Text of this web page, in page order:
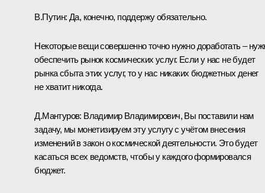
В.Путин: Да, конечно, поддержу обязательно.
Некоторые вещи совершенно точно нужно доработать –
обеспечить рынок космических услуг. Если у нас не будет
рынка сбыта этих услуг, то у нас никаких бюджетных денег
не хватит никогда.
Д.Мантуров: Владимир Владимирович, Вы поставили нам
задачу, мы монетизируем эту услугу с учётом внесения
изменений в закон о космической деятельности. Это будет
касаться всех ведомств, чтобы у каждого формировался
бюджет.